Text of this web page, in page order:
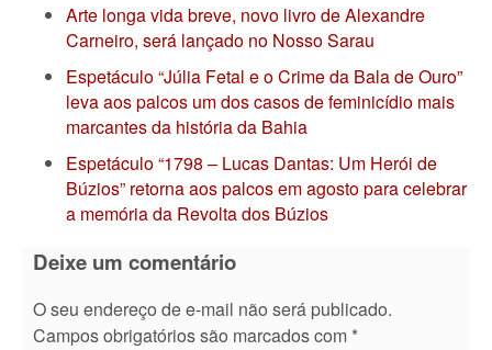
Arte longa vida breve, novo livro de Alexandre
Carneiro, será lançado no Nosso Sarau
Espetáculo “Júlia Fetal e o Crime da Bala de Ouro”
leva aos palcos um dos casos de feminicídio mais
marcantes da história da Bahia
Espetáculo “1798 – Lucas Dantas: Um Herói de
Búzios” retorna aos palcos em agosto para celebrar
a memória da Revolta dos Búzios
Deixe um comentário
O seu endereço de e-mail não será publicado.
Campos obrigatórios são marcados com *